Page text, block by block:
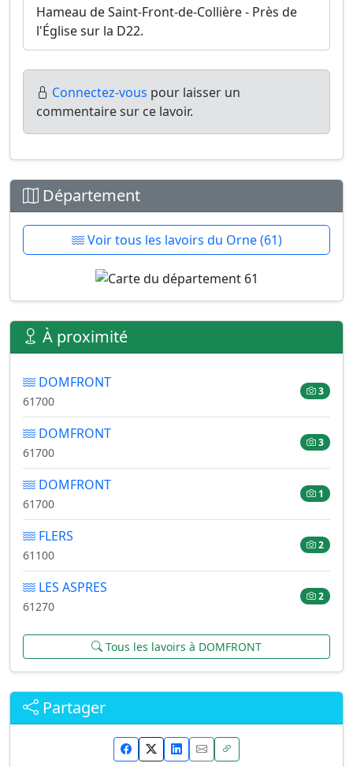
Hameau de Saint-Front-de-Collière - Près de
l'Église sur la D22.
Connectez-vous pour laisser un
commentaire sur ce lavoir.
Département
Voir tous les lavoirs du Orne (61)
À proximité
DOMFRONT
61700
3
DOMFRONT
61700
3
DOMFRONT
61700
1
FLERS
61100
2
LES ASPRES
61270
2
Tous les lavoirs à DOMFRONT
Partager